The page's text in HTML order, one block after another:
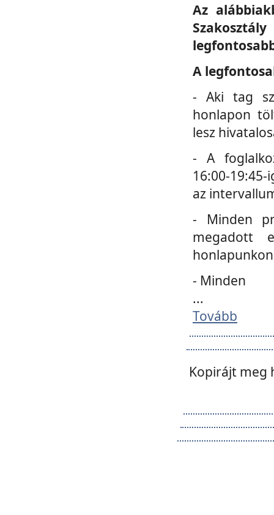
Az
A
- Aki tag
honlapon
lesz
- A
16:00-
az
- Minden
megadott
- Minden
...
Tovább
Kopirájt meg